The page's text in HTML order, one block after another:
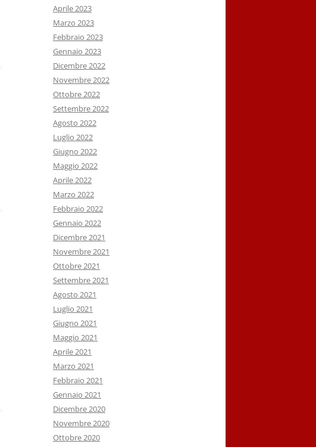
Aprile 2023
Marzo 2023
Febbraio 2023
Gennaio 2023
Dicembre 2022
Novembre 2022
Ottobre 2022
Settembre 2022
Agosto 2022
Luglio 2022
Giugno 2022
Maggio 2022
Aprile 2022
Marzo 2022
Febbraio 2022
Gennaio 2022
Dicembre 2021
Novembre 2021
Ottobre 2021
Settembre 2021
Agosto 2021
Luglio 2021
Giugno 2021
Maggio 2021
Aprile 2021
Marzo 2021
Febbraio 2021
Gennaio 2021
Dicembre 2020
Novembre 2020
Ottobre 2020